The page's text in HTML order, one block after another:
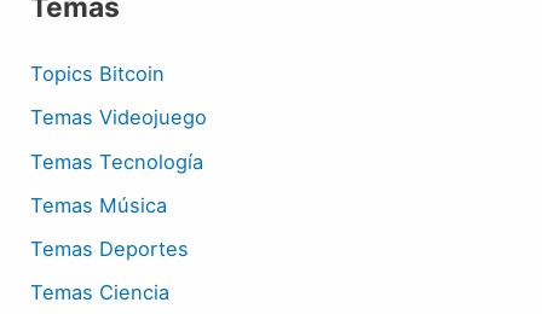
Topics Bitcoin
Temas Videojuego
Temas Tecnología
Temas Música
Temas Deportes
Temas Ciencia